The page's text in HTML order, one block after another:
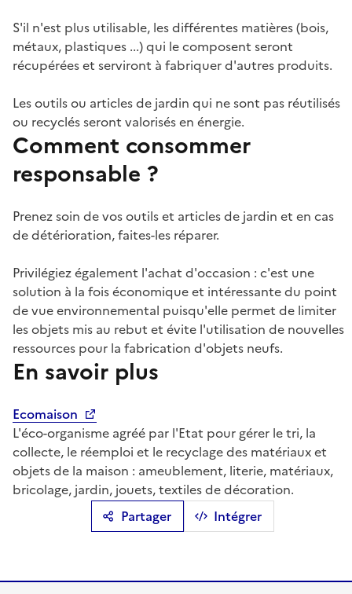
Partager Intégrer
S'il n'est plus utilisable, les différentes matières (bois,
métaux, plastiques ...) qui le composent seront
récupérées et serviront à fabriquer d'autres produits.
Les outils ou articles de jardin qui ne sont pas réutilisés
ou recyclés seront valorisés en énergie.
Comment consommer
responsable ?
Prenez soin de vos outils et articles de jardin et en cas
de détérioration, faites-les réparer.
Privilégiez également l'achat d'occasion : c'est une
solution à la fois économique et intéressante du point
de vue environnemental puisqu'elle permet de limiter
les objets mis au rebut et évite l'utilisation de nouvelles
ressources pour la fabrication d'objets neufs.
En savoir plus
Ecomaison
L'éco-organisme agréé par l'Etat pour gérer le tri, la
collecte, le réemploi et le recyclage des matériaux et
objets de la maison : ameublement, literie, matériaux,
bricolage, jardin, jouets, textiles de décoration.